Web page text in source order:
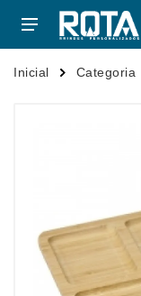
Inicial Categoria